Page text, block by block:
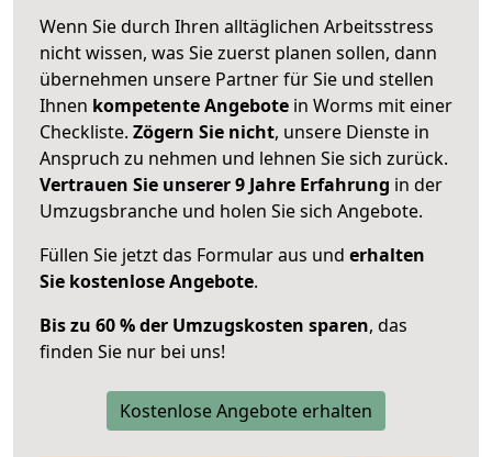
Wenn Sie durch Ihren alltäglichen Arbeitsstress
nicht wissen, was Sie zuerst planen sollen, dann
übernehmen unsere Partner für Sie und stellen
Ihnen kompetente Angebote in Worms mit einer
Checkliste. Zögern Sie nicht, unsere Dienste in
Anspruch zu nehmen und lehnen Sie sich zurück.
Vertrauen Sie unserer 9 Jahre Erfahrung in der
Umzugsbranche und holen Sie sich Angebote.
Füllen Sie jetzt das Formular aus und erhalten
Sie kostenlose Angebote.
Bis zu 60 % der Umzugskosten sparen, das
finden Sie nur bei uns!
Kostenlose Angebote erhalten